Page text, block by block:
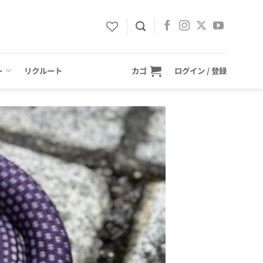
リクルート カゴ ログイン / 登録